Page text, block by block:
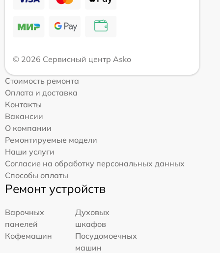
© 2026 Сервисный центр Asko
Стоимость ремонта
Оплата и доставка
Контакты
Вакансии
О компании
Ремонтируемые модели
Наши услуги
Согласие на обработку персональных данных
Способы оплаты
Ремонт устройств
Варочных
панелей
Духовых
шкафов
Кофемашин
Посудомоечных
машин